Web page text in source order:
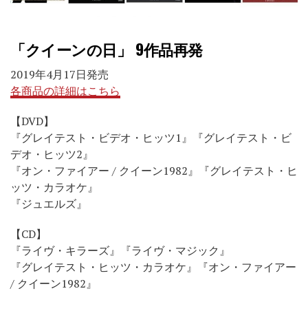
「クイーンの日」 9作品再発
2019年4月17日発売
各商品の詳細はこちら
【DVD】
『グレイテスト・ビデオ・ヒッツ1』『グレイテスト・ビ
デオ・ヒッツ2』
『オン・ファイアー / クイーン1982』『グレイテスト・ヒ
ッツ・カラオケ』
『ジュエルズ』
【CD】
『ライヴ・キラーズ』『ライヴ・マジック』
『グレイテスト・ヒッツ・カラオケ』『オン・ファイアー
/ クイーン1982』